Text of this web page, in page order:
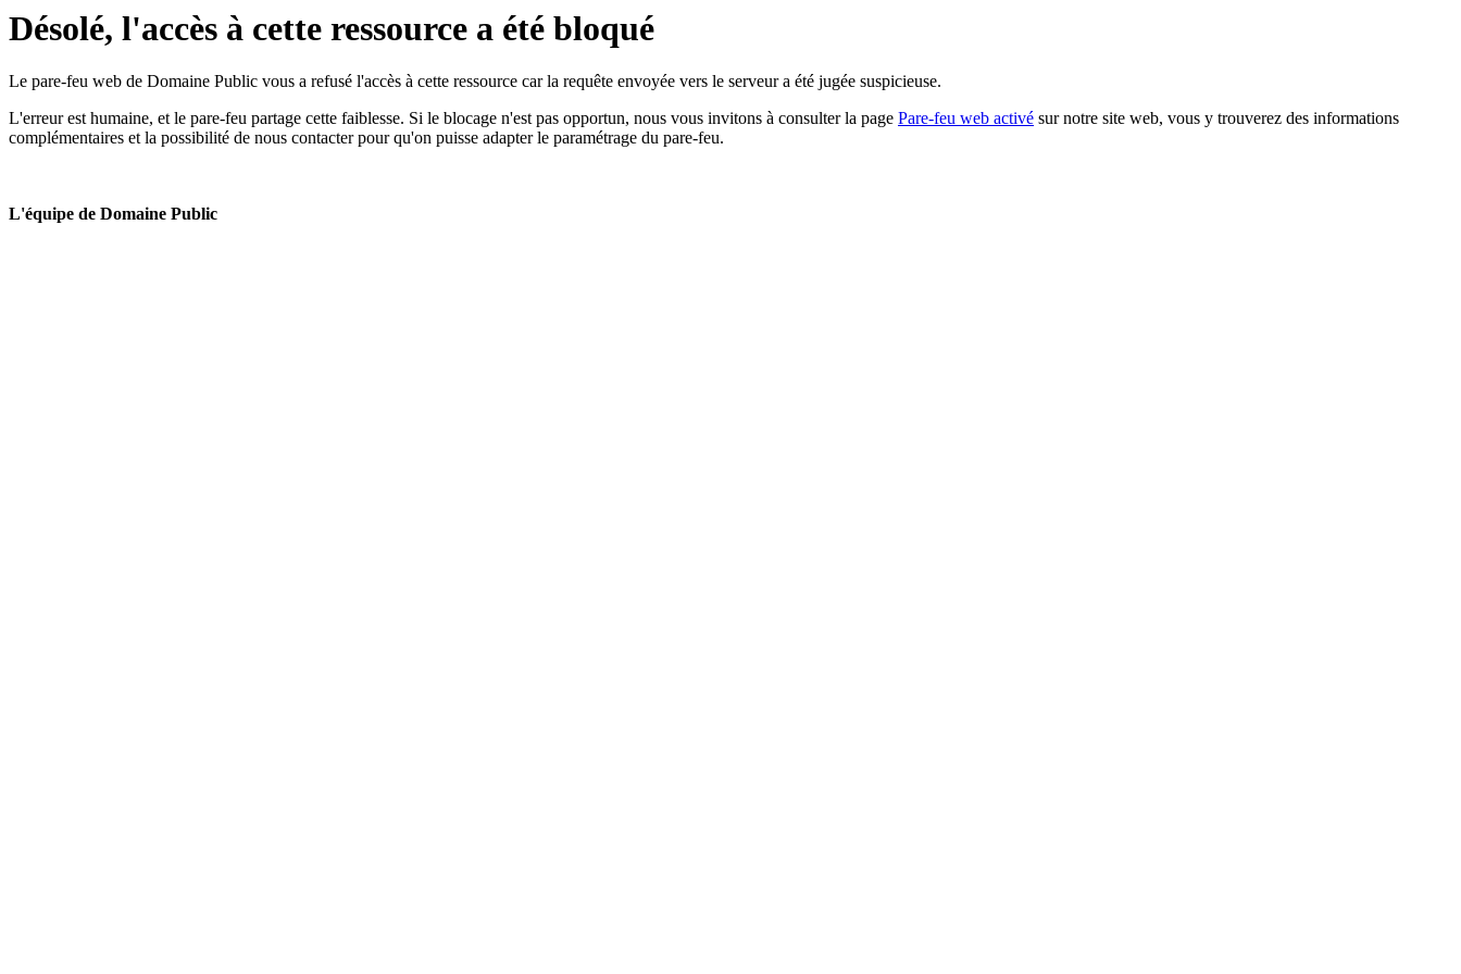
Désolé, l'accès à cette ressource a été bloqué
Le pare-feu web de Domaine Public vous a refusé l'accès à cette ressource car la requête envoyée vers le serveur a été jugée suspicieuse.
L'erreur est humaine, et le pare-feu partage cette faiblesse. Si le blocage n'est pas opportun, nous vous invitons à consulter la page Pare-feu web activé sur notre site web, vous y trouverez des informations
complémentaires et la possibilité de nous contacter pour qu'on puisse adapter le paramétrage du pare-feu.
L'équipe de Domaine Public